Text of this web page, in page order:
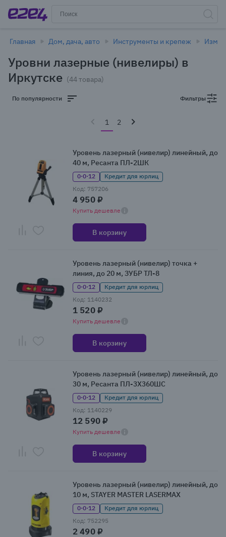
Главная Дом, дача, авто Инструменты и крепеж
Уровни лазерные (нивелиры) в
Иркутске (44 товара)
По популярности Фильтры
1 2
Уровень лазерный (нивелир) линейный, до
40 м, Ресанта ПЛ-2ШК
0·0·12
Кредит для юрлиц
Код: 757206
4 950 ₽
Купить дешевле
В корзину
Уровень лазерный (нивелир) точка +
линия, до 20 м, ЗУБР ТЛ-8
0·0·12
Кредит для юрлиц
Код: 1140232
1 520 ₽
Купить дешевле
В корзину
Уровень лазерный (нивелир) линейный, до
30 м, Ресанта ПЛ-3Х360ШС
0·0·12
Кредит для юрлиц
Код: 1140229
12 590 ₽
Купить дешевле
В корзину
Уровень лазерный (нивелир) линейный, до
10 м, STAYER MASTER LASERMAX
0·0·12
Кредит для юрлиц
Код: 752295
2 490 ₽